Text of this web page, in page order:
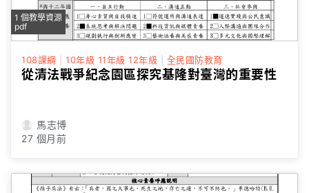
1 個教學資源
pdf
108課綱 10年級 11年級 12年級 全民國防教育
從清法戰爭紀念園區探究基隆對臺灣的重要性
馬志博
27 個月前